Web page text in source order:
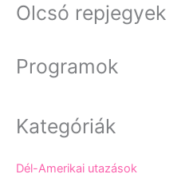
Olcsó repjegyek
Programok
Kategóriák
Dél-Amerikai utazások